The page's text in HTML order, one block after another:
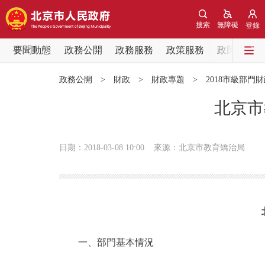
登錄
無障礙
搜索
要聞動態 政務公開 政務服務 政策服務
政民互動
政務公開 > 財政 > 財政專題 > 2018市級部門
北京
日期：2018-03-08 10:00 來源：北京市教育矯治局
一、部門基本情況